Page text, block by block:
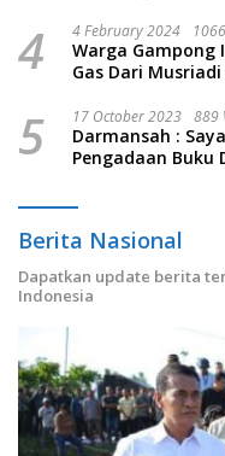
4 4 February 2024
Warga Gampong
Gas Dari
5 17 October 2023 889
Darmansah :
Pengadaan Buku
Berita Nasional
Dapatkan update berita
Indonesia